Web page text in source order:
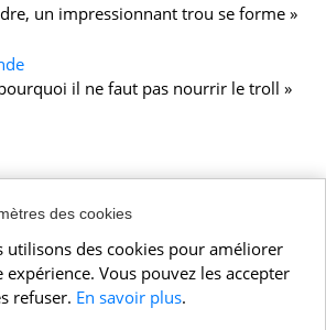
un impressionnant trou se forme »
il ne faut pas nourrir le troll »
– Une publication de HELP
des cookies
utilisons des cookies pour améliorer
expérience. Vous pouvez les accepter
refuser. En savoir plus.